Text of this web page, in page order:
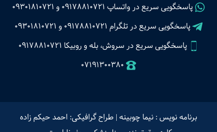
پاسخگویی سریع در واتساپ 09178810721 و 09301810721
پاسخگویی سریع در تلگرام 09178810721 و 09301810721
پاسخگویی سریع در سروش، بله و روبیکا 09178810721
07191300380
برنامه نویس : نیما چوبینه | طراح گرافیکی: احمد حیکم زاده